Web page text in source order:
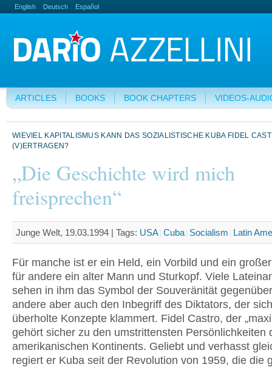
English Deutsch Español
ARTICLES BOOKS BOOK CHAPTERS VIDEOS-
WIEVIEL KAPITALISMUS KANN DAS SOZIALISTISCHE KUBA FIDEL
(V)ERTRAGEN?
„Die Geschichte wird mich
freisprechen“
Junge Welt, 19.03.1994 | Tags: USA Cuba Socialism Latin
Für manche ist er ein Held, ein Vorbild und ein
für andere ein alter Mann und Sturkopf. Viele
sehen in ihm das Symbol der Souveränität
andere aber auch den Inbegriff des Diktators, der
überholte Konzepte klammert. Fidel Castro, der
gehört sicher zu den umstrittensten Persönlichkeiten
amerikanischen Kontinents. Geliebt und verhasst
regiert er Kuba seit der Revolution von 1959, die die